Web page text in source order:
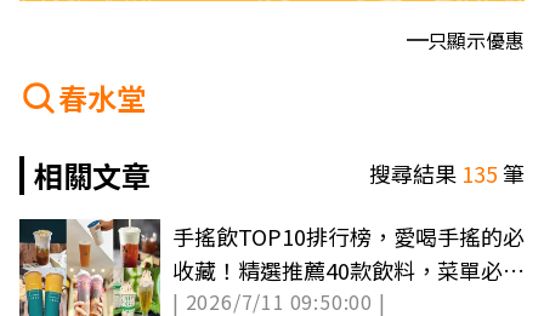
只顯示優惠
春水堂
相關文章
搜尋結果 135筆
手搖飲TOP10排行榜，愛喝手搖的必
收藏！精選推薦40款飲料，菜單必喝
一次看
| 2026/7/11 09:50:00 |